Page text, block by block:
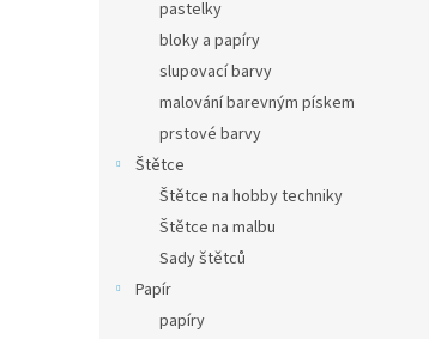
pastelky
bloky a papíry
slupovací barvy
malování barevným pískem
prstové barvy
Štětce
Štětce na hobby techniky
Štětce na malbu
Sady štětců
Papír
papíry